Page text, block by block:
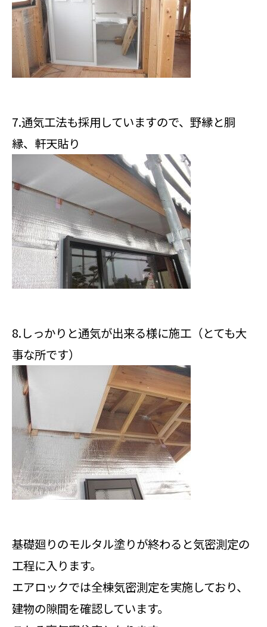
7.通気工法も採用していますので、野縁と胴
縁、軒天貼り
8.しっかりと通気が出来る様に施工（とても大
事な所です）
基礎廻りのモルタル塗りが終わると気密測定の
工程に入ります。
エアロックでは全棟気密測定を実施しており、
建物の隙間を確認しています。